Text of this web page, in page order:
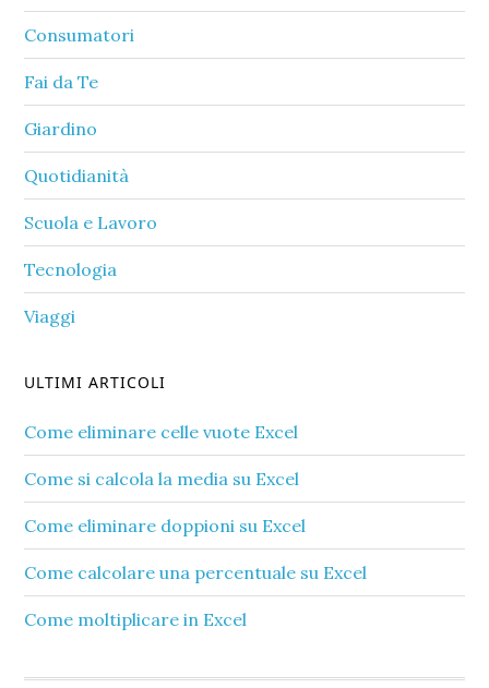
Consumatori
Fai da Te
Giardino
Quotidianità
Scuola e Lavoro
Tecnologia
Viaggi
ULTIMI ARTICOLI
Come eliminare celle vuote Excel​
Come si calcola la media su Excel​
Come eliminare doppioni su Excel​
Come calcolare una percentuale su Excel​
Come moltiplicare in Excel​